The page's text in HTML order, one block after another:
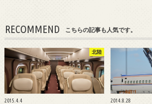
RECOMMEND こちらの記事も人気です。
北陸
2015.4.4 2014.8.28